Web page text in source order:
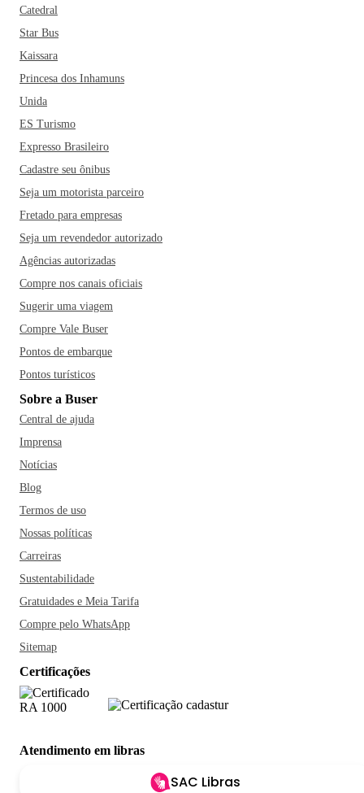
Catedral
Star Bus
Kaissara
Princesa dos Inhamuns
Unida
ES Turismo
Expresso Brasileiro
Cadastre seu ônibus
Seja um motorista parceiro
Fretado para empresas
Seja um revendedor autorizado
Agências autorizadas
Compre nos canais oficiais
Sugerir uma viagem
Compre Vale Buser
Pontos de embarque
Pontos turísticos
Sobre a Buser
Central de ajuda
Imprensa
Notícias
Blog
Termos de uso
Nossas políticas
Carreiras
Sustentabilidade
Gratuidades e Meia Tarifa
Compre pelo WhatsApp
Sitemap
Certificações
Atendimento em libras
SAC Libras